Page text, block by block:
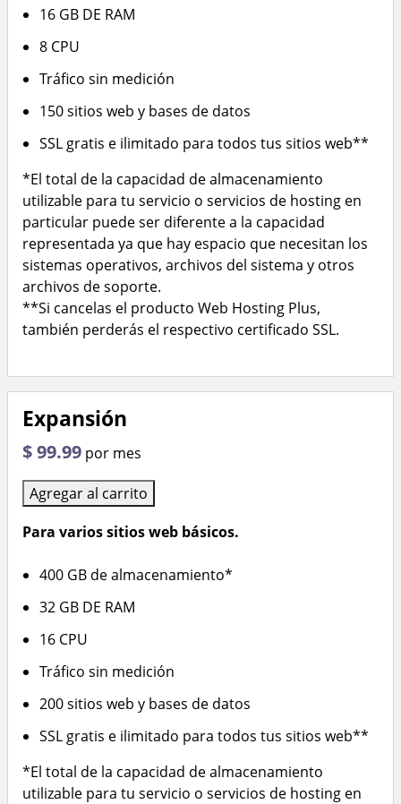
16 GB DE RAM
8 CPU
Tráfico sin medición
150 sitios web y bases de datos
SSL gratis e ilimitado para todos tus sitios web**
*El total de la capacidad de almacenamiento
utilizable para tu servicio o servicios de hosting en
particular puede ser diferente a la capacidad
representada ya que hay espacio que necesitan los
sistemas operativos, archivos del sistema y otros
archivos de soporte.
**Si cancelas el producto Web Hosting Plus,
también perderás el respectivo certificado SSL.
Expansión
$ 99.99 por mes
Agregar al carrito
Para varios sitios web básicos.
400 GB de almacenamiento*
32 GB DE RAM
16 CPU
Tráfico sin medición
200 sitios web y bases de datos
SSL gratis e ilimitado para todos tus sitios web**
*El total de la capacidad de almacenamiento
utilizable para tu servicio o servicios de hosting en